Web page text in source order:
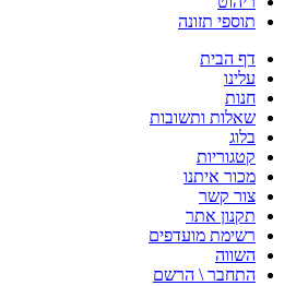
תוספי תזונה
דף הבית
עלינו
חנות
שאלות ותשובות
בלוג
קטגוריות
מכור איתנו
צור קשר
תקנון אתר
רשימת מועדפים
השווה
התחבר \ הרשם